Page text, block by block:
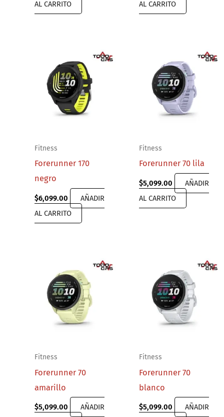
AL CARRITO
AL CARRITO
Fitness
Forerunner 170
negro
$6,099.00
AÑADIR
AL CARRITO
Fitness
Forerunner 70 lila
$5,099.00
AÑADIR
AL CARRITO
Fitness
Forerunner 70
amarillo
$5,099.00
AÑADIR
Fitness
Forerunner 70
blanco
$5,099.00
AÑADIR